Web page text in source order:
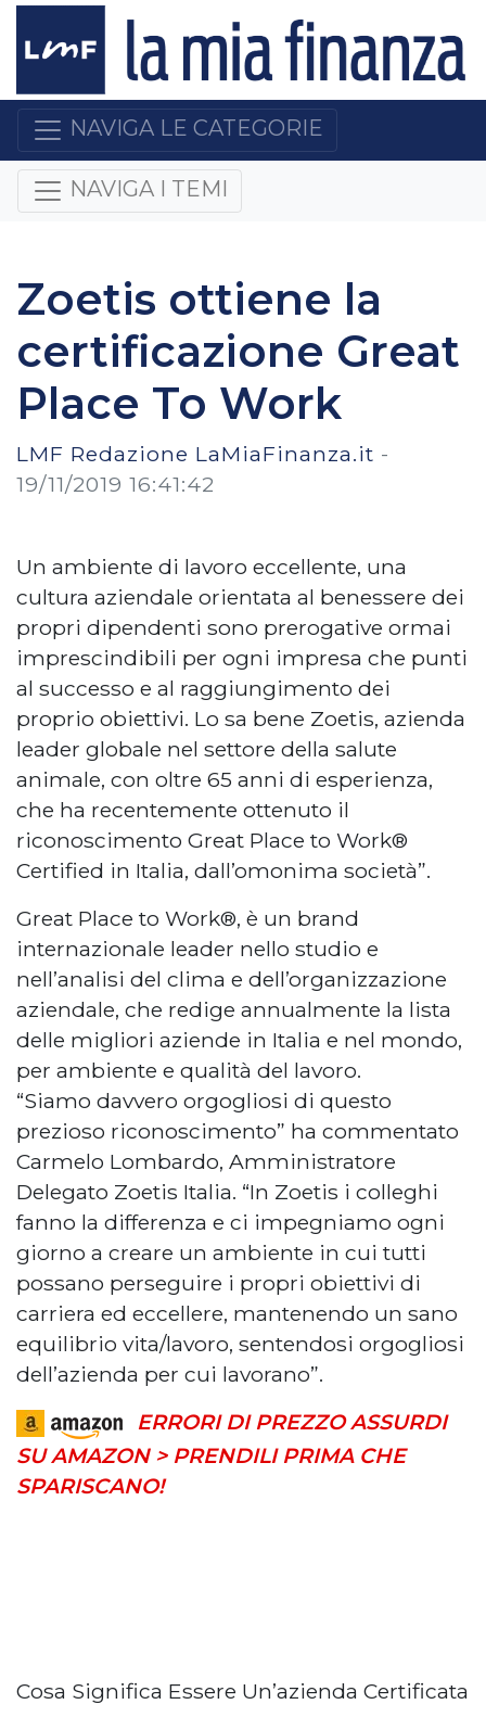
NAVIGA LE CATEGORIE
NAVIGA I TEMI
Zoetis ottiene la
certificazione Great
Place To Work
LMF Redazione LaMiaFinanza.it -
19/11/2019 16:41:42
Un ambiente di lavoro eccellente, una
cultura aziendale orientata al benessere dei
propri dipendenti sono prerogative ormai
imprescindibili per ogni impresa che punti
al successo e al raggiungimento dei
proprio obiettivi. Lo sa bene Zoetis, azienda
leader globale nel settore della salute
animale, con oltre 65 anni di esperienza,
che ha recentemente ottenuto il
riconoscimento Great Place to Work®
Certified in Italia, dall’omonima società”.
Great Place to Work®, è un brand
internazionale leader nello studio e
nell’analisi del clima e dell’organizzazione
aziendale, che redige annualmente la lista
delle migliori aziende in Italia e nel mondo,
per ambiente e qualità del lavoro.
“Siamo davvero orgogliosi di questo
prezioso riconoscimento” ha commentato
Carmelo Lombardo, Amministratore
Delegato Zoetis Italia. “In Zoetis i colleghi
fanno la differenza e ci impegniamo ogni
giorno a creare un ambiente in cui tutti
possano perseguire i propri obiettivi di
carriera ed eccellere, mantenendo un sano
equilibrio vita/lavoro, sentendosi orgogliosi
dell’azienda per cui lavorano”.
ERRORI DI PREZZO ASSURDI
SU AMAZON > PRENDILI PRIMA CHE
SPARISCANO!
Cosa Significa Essere Un’azienda Certificata